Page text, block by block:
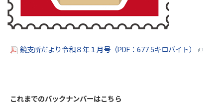
鏡支所だより令和８年１月号（PDF：677.5キロバイト）
これまでのバックナンバーはこちら